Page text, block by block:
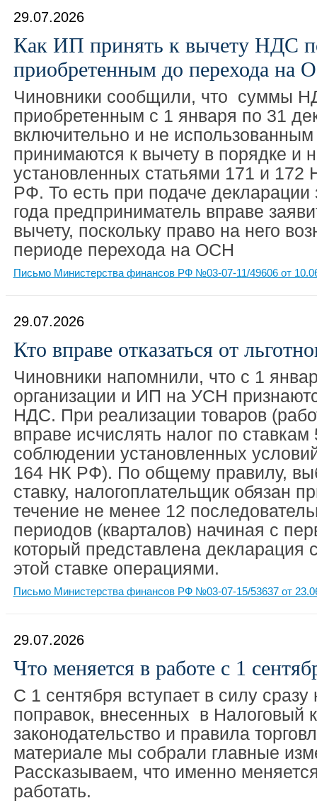
29.07.2026
Как ИП принять к вычету НДС
приобретенным до перехода
Чиновники сообщили, что суммы
приобретенным с 1 января по 31
включительно и не
принимаются к вычету в порядке и
установленных статьями 171 и 172
РФ. То есть при подаче декларации
года предприниматель вправе
вычету, поскольку право на него
периоде перехода на ОСН
Письмо Министерства финансов РФ №03-07-11/49606 от
29.07.2026
Кто вправе отказаться от
Чиновники напомнили, что с 1
организации и ИП на УСН
НДС. При реализации товаров
вправе исчислять налог по
соблюдении установленных
164 НК РФ). По общему правилу,
ставку, налогоплательщик обязан
течение не менее 12
периодов (кварталов) начиная с
который представлена декларация
этой ставке операциями.
Письмо Министерства финансов РФ №03-07-15/53637 от
29.07.2026
Что меняется в работе с 1
С 1 сентября вступает в силу
поправок, внесенных в Налоговый
законодательство и правила
материале мы собрали главные
Рассказываем, что именно
работать.